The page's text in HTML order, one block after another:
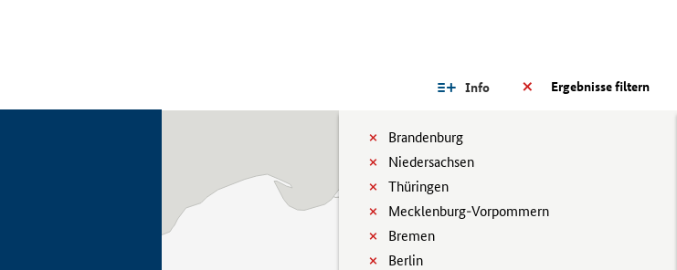
Ergebnisse filtern
Info
Brandenburg
Niedersachsen
Thüringen
Mecklenburg-Vorpommern
Bremen
Berlin